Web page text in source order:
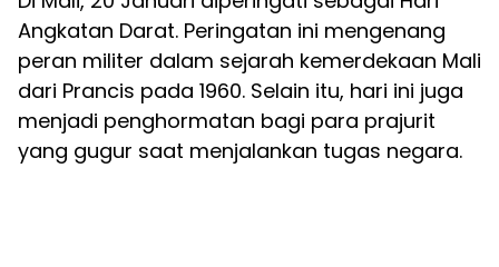
Angkatan Darat. Peringatan ini mengenang
peran militer dalam sejarah kemerdekaan Mali
dari Prancis pada 1960. Selain itu, hari ini juga
menjadi penghormatan bagi para prajurit
yang gugur saat menjalankan tugas negara.